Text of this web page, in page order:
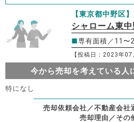
【東京都中野区】
シャローム東中
■専有面積／11〜
【投稿日：2023年07
今から売却を考えている人
特になし
売却依頼会社／不動産会社
売却理由／その